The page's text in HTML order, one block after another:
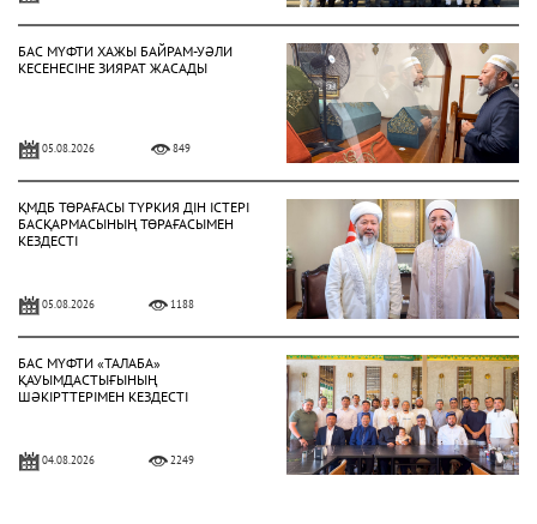
БАС МҮФТИ ХАЖЫ БАЙРАМ-УӘЛИ
КЕСЕНЕСІНЕ ЗИЯРАТ ЖАСАДЫ
05.08.2026 849
ҚМДБ ТӨРАҒАСЫ ТҮРКИЯ ДІН ІСТЕРІ
БАСҚАРМАСЫНЫҢ ТӨРАҒАСЫМЕН
КЕЗДЕСТІ
05.08.2026 1188
БАС МҮФТИ «ТАЛАБА»
ҚАУЫМДАСТЫҒЫНЫҢ
ШӘКІРТТЕРІМЕН КЕЗДЕСТІ
04.08.2026 2249